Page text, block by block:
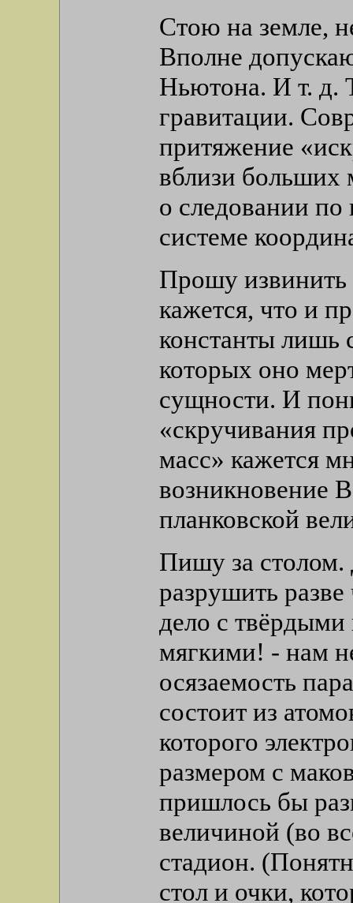
Стою на земле,
Вполне
Ньютона. И т. д.
гравитации.
притяжение
вблизи больших
о следовании
системе
Прошу извинить
кажется, что и
константы лишь
которых оно
сущности. И
«скручивания
масс» кажется
возникновение
планковской
Пишу за столом.
разрушить
дело с
мягкими! - нам
осязаемость
состоит из
которого
размером с
пришлось бы
величиной (во
стадион.
стол и очки,